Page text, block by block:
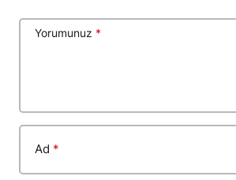
Yorumunuz *
Ad *